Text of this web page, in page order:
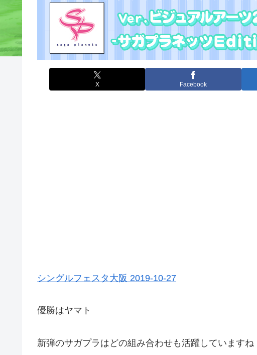
X Facebook
シングルフェスタ大阪 2019-10-27
優勝はヤマト
新弾のサガプラはどの組み合わせも活躍していますね